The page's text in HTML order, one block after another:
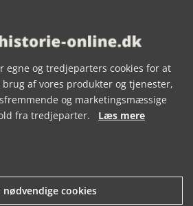
er rejsen med tog og cykel i det
Hvem ville ikke bruge
museet på Peenemünde. God tur!
egne og tredjeparters cookies for at
af vores produkter og tjenester,
og marketingsmæssige
fra tredjeparter. Læs mere
nødvendige cookies